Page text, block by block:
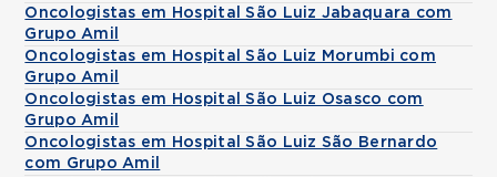
Oncologistas em Hospital São Luiz Jabaquara com
Grupo Amil
Oncologistas em Hospital São Luiz Morumbi com
Grupo Amil
Oncologistas em Hospital São Luiz Osasco com
Grupo Amil
Oncologistas em Hospital São Luiz São Bernardo
com Grupo Amil